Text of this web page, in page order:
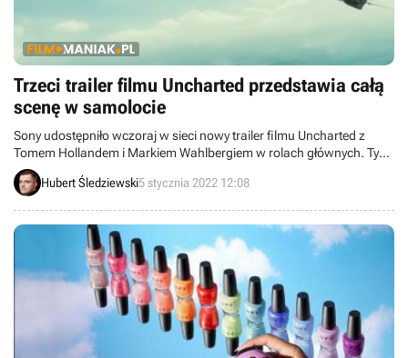
Trzeci trailer filmu Uncharted przedstawia całą
scenę w samolocie
Sony udostępniło wczoraj w sieci nowy trailer filmu Uncharted z
Tomem Hollandem i Markiem Wahlbergiem w rolach głównych. Tym
razem zamiast zbitki ujęć dostaliśmy jedną długą scenę.
Hubert Śledziewski5 stycznia 2022 12:08